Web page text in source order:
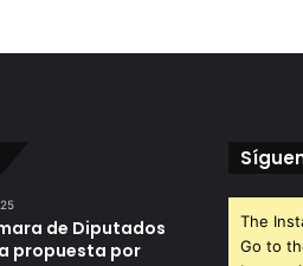
de Diputados
propuesta por
The
Go to